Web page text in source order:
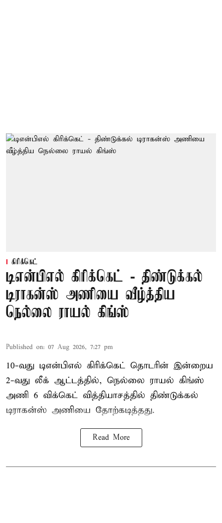
கிரிக்கெட்
டிஎன்பிஎல் கிரிக்கெட் - திண்டுக்கல்
டிராகன்ஸ் அணியை வீழ்த்திய
நெல்லை ராயல் கிங்ஸ்
Published on: 07 Aug 2026, 7:27 pm
10-வது டிஎன்பிஎல் கிரிக்கெட் தொடரின் இன்றைய
2-வது லீக் ஆட்டத்தில், நெல்லை ராயல் கிங்ஸ்
அணி 6 விக்கெட் வித்தியாசத்தில் திண்டுக்கல்
டிராகன்ஸ் அணியை தோற்கடித்தது.
Read More